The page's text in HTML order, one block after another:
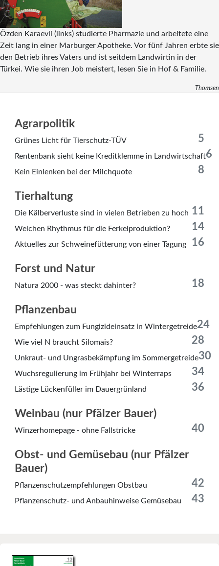
Özden Karaevli (links) studierte Pharmazie und arbeitete eine
Zeit lang in einer Marburger Apotheke. Vor fünf Jahren erbte sie
den Betrieb ihres Vaters und ist seitdem Landwirtin in der
Türkei. Wie sie ihren Job meistert, lesen Sie in Hof & Familie.
Thomsen
Agrarpolitik
Grünes Licht für Tierschutz-TÜV 5
Rentenbank sieht keine Kreditklemme in Landwirtschaft6
Kein Einlenken bei der Milchquote 8
Tierhaltung
Die Kälberverluste sind in vielen Betrieben zu hoch 11
Welchen Rhythmus für die Ferkelproduktion? 14
Aktuelles zur Schweinefütterung von einer Tagung 16
Forst und Natur
Natura 2000 - was steckt dahinter? 18
Pflanzenbau
Empfehlungen zum Fungizideinsatz in Wintergetreide24
Wie viel N braucht Silomais? 28
Unkraut- und Ungrasbekämpfung im Sommergetreide30
Wuchsregulierung im Frühjahr bei Winterraps 34
Lästige Lückenfüller im Dauergrünland 36
Weinbau (nur Pfälzer Bauer)
Winzerhomepage - ohne Fallstricke 40
Obst- und Gemüsebau (nur Pfälzer
Bauer)
Pflanzenschutzempfehlungen Obstbau 42
Pflanzenschutz- und Anbauhinweise Gemüsebau 43